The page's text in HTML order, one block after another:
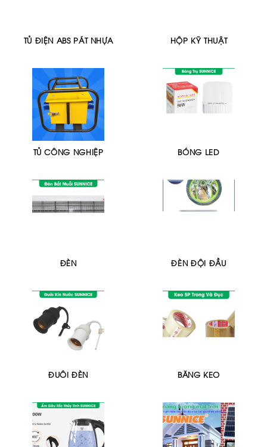
TỦ ĐIỆN ABS PÁT NHỰA HỘP KỸ THUẬT
TỦ CÔNG NGHIỆP BÓNG LED
ĐÈN ĐÈN ĐỘI ĐẦU
ĐUÔI ĐÈN BĂNG KEO